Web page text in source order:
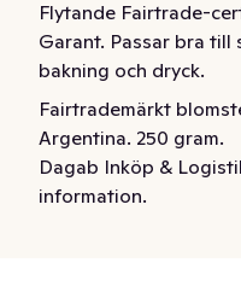
Flytande Fairtrade-
Garant. Passar bra till
bakning och dryck.
Fairtrademärkt
Argentina. 250 gram.
Dagab Inköp &
information.